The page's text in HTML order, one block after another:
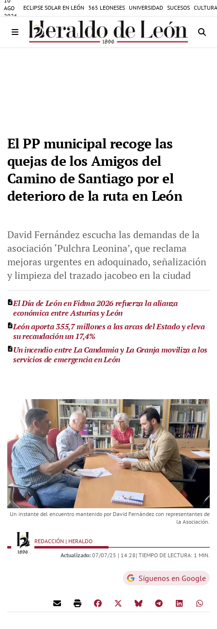
AGO
2026
ECLIPSE SOLAR EN LEÓN 365 LEONESES UNIVERSIDAD SUCESOS
El PP municipal recoge las
quejas de los Amigos del
Camino de Santiago por el
deterioro de la ruta en León
David Fernández escucha las demandas de la
asociación ‘Pulchra Leonina’, que reclama
mejoras urgentes en adoquinado, señalización
y limpieza del trazado jacobeo en la ciudad
El Día de León en Fidma 2026 refuerza la alianza
económica entre Asturias y León
León aporta 355,7 millones a las arcas del Estado y eleva
su recaudación un 17,4%
Un incendio entre La Candamia y La Granja moviliza a los
servicios de emergencia en León
Un instante del encuentro mantenido por David Fernández con representantes de
la Asociación.
REDACCIÓN | HERALDO
Actualizado: 07/07/25 | 14:28| TIEMPO DE LECTURA: 1 MIN.
Síguenos en Google